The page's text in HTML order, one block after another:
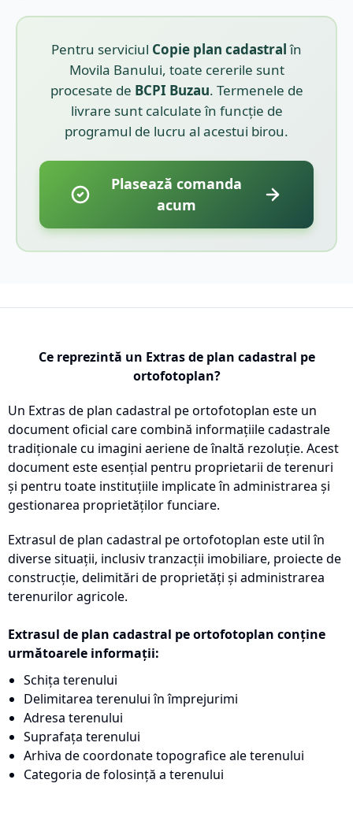
Pentru serviciul Copie plan cadastralîn
Movila Banului, toate cererile sunt
procesate de BCPI Buzau. Termenele de
livrare sunt calculate în funcție de
programul de lucru al acestui birou.
Plasează comanda
acum
Ce reprezintă un Extras de plan cadastral pe
ortofotoplan?
Un Extras de plan cadastral pe ortofotoplan este un
document oficial care combină informațiile cadastrale
tradiționale cu imagini aeriene de înaltă rezoluție. Acest
document este esențial pentru proprietarii de terenuri
și pentru toate instituțiile implicate în administrarea și
gestionarea proprietăților funciare.
Extrasul de plan cadastral pe ortofotoplan este util în
diverse situații, inclusiv tranzacții imobiliare, proiecte de
construcție, delimitări de proprietăți și administrarea
terenurilor agricole.
Extrasul de plan cadastral pe ortofotoplan conține
următoarele informații:
Schița terenului
Delimitarea terenului în împrejurimi
Adresa terenului
Suprafața terenului
Arhiva de coordonate topografice ale terenului
Categoria de folosință a terenului